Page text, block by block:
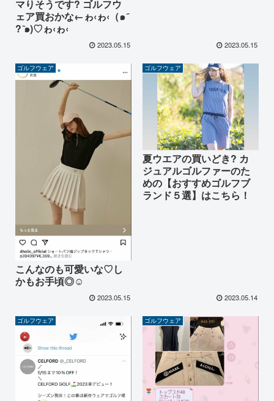
マりそうです? ゴルフウ
ェア買おかな←ゎ‹ゎ‹（๑ ᷇
? ᷆๑)♡ゎ‹ゎ‹
2023.05.15 2023.05.15
ゴルフウェア
こんなのも可愛いな♡し
かもお手頃◎☺️
2023.05.15
ゴルフウェア
夏ウエアの買いどき? カ
ジュアルゴルファーのた
めの【おすすめゴルフブ
ランド５選】はこちら！
2023.05.14
ゴルフウェア ゴルフウェア